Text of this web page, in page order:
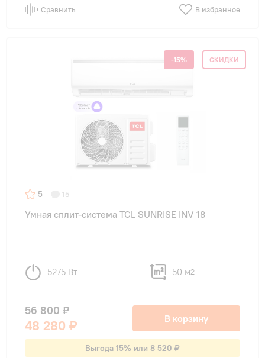
Сравнить В избранное
-15% СКИДКИ
5 15
Умная сплит-система TCL SUNRISE INV 18
5275 Вт 50 м2
56 800 ₽
48 280 ₽ В корзину
Выгода 15% или 8 520 ₽